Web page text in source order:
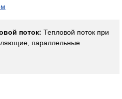
поток: Тепловой поток при
параллельные